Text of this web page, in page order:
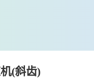
(斜齿)